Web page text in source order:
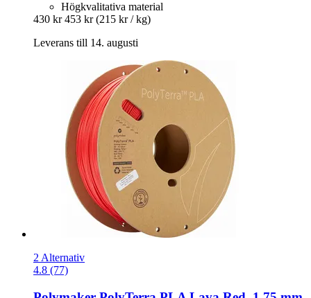
Högkvalitativa material
430 kr 453 kr (215 kr / kg)
Leverans till 14. augusti
2 Alternativ
4.8 (77)